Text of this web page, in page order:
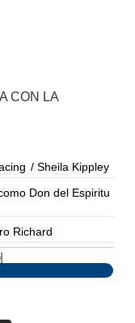
CON LA
/ Sheila Kippley
Don del Espiritu
Richard